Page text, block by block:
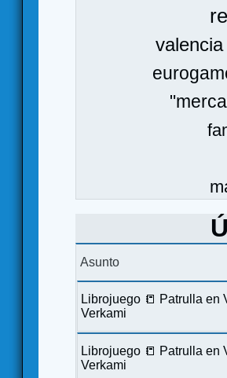
valencia
Asunto
Librojuego 📒 Patrulla en
Verkami
Librojuego 📒 Patrulla en
Verkami